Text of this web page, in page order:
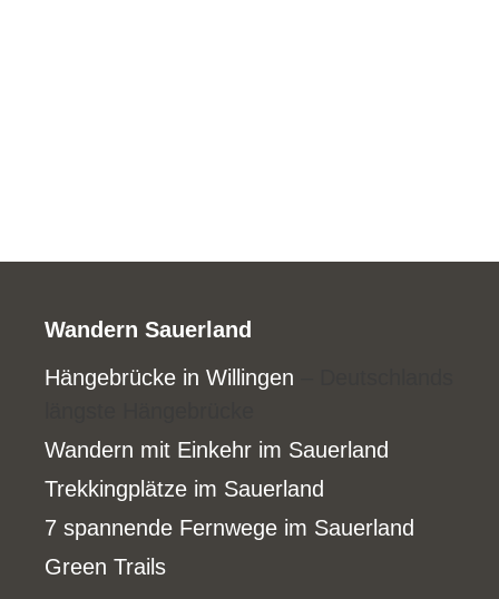
Wandern Sauerland
Hängebrücke in Willingen
Wandern mit Einkehr im Sauerland
Trekkingplätze im Sauerland
7 spannende Fernwege im Sauerland
Green Trails